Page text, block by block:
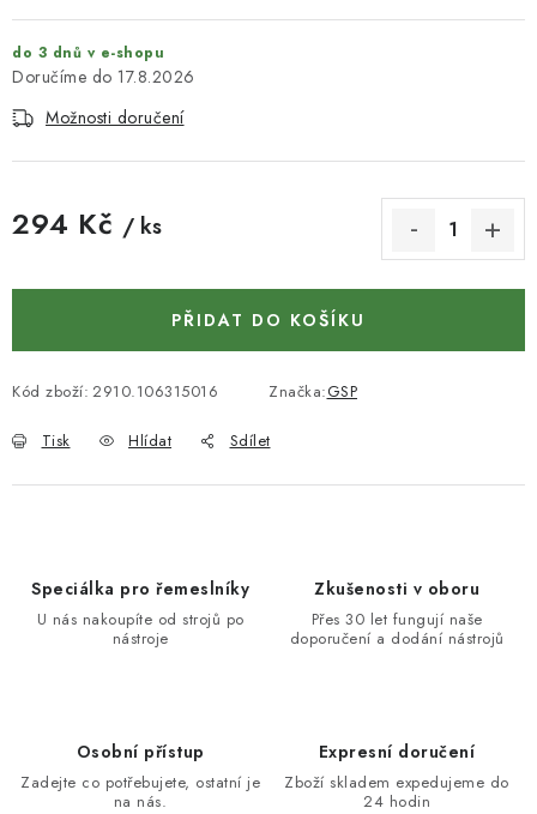
STROJE
KONTAKTY
STROJE DO DÍLNY
NÁSTROJE PRO OPRACOVÁNÍ KOVU
NÁSTROJE PRO ŘEZÁNÍ DŘEVA
POTŘEBUJI DOBRÝ STROJ
do 3 dnů v e-shopu
17.8.2026
Možnosti doručení
294 Kč / ks
PŘIDAT DO KOŠÍKU
Kód zboží: 2910.106315016 Značka:GSP
Tisk Hlídat Sdílet
Speciálka pro řemeslníky
U nás nakoupíte od strojů po
nástroje
Zkušenosti v oboru
Přes 30 let fungují naše
doporučení a dodání nástrojů
Osobní přístup
Zadejte co potřebujete, ostatní je
na nás.
Expresní doručení
Zboží skladem expedujeme do
24 hodin